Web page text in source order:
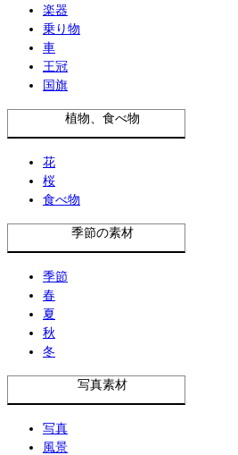
楽器
乗り物
車
王冠
国旗
植物、食べ物
花
桜
食べ物
季節の素材
季節
春
夏
秋
冬
写真素材
写真
風景